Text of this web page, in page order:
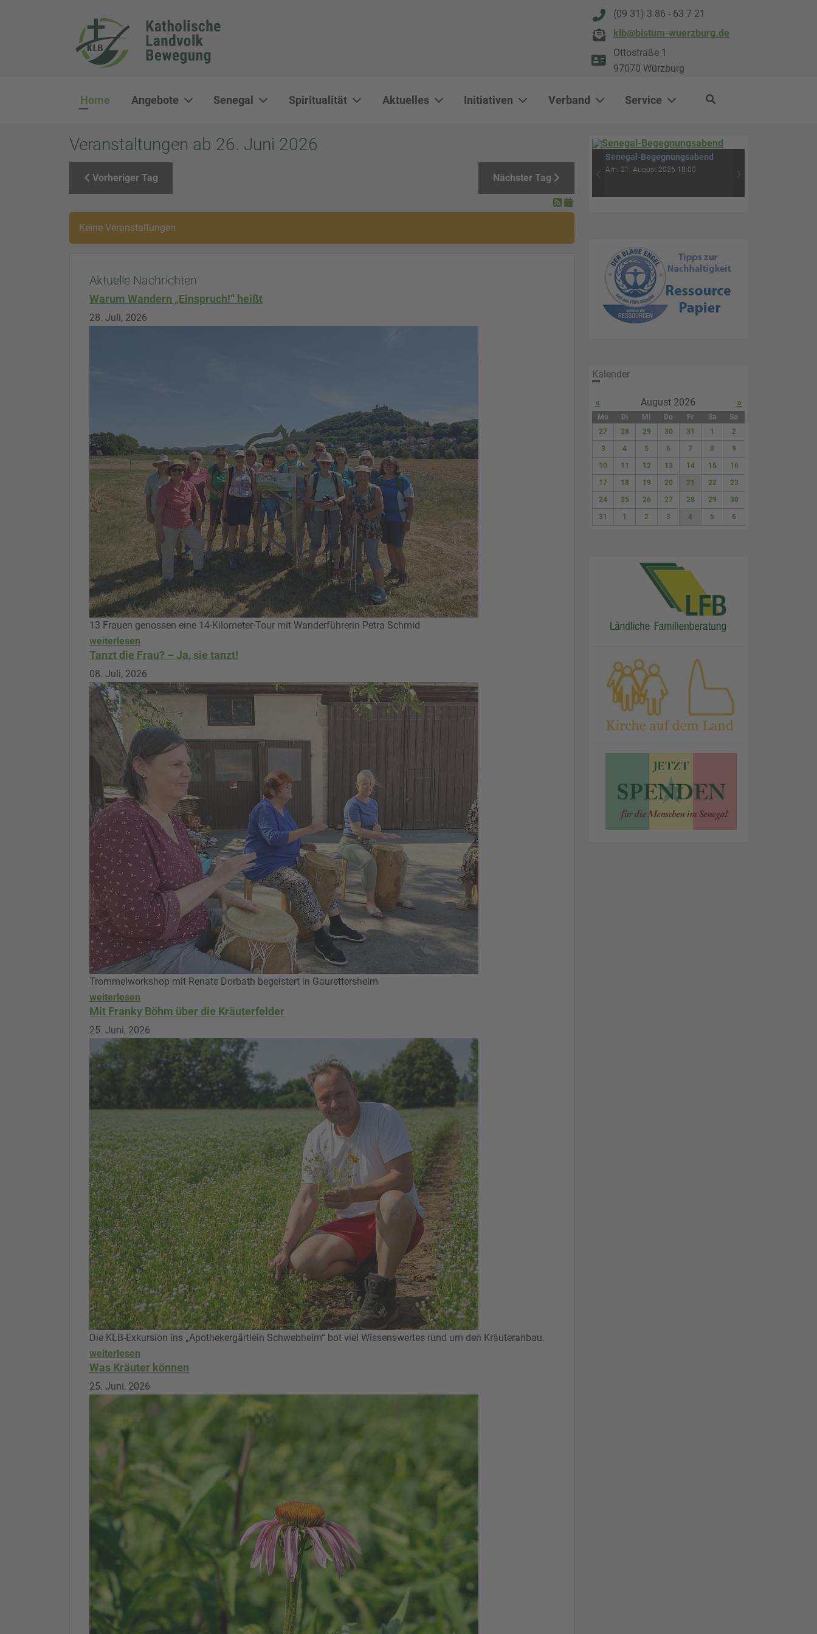
(09 31) 3 86 - 63 7 21
klb@bistum-wuerzburg.de
Ottostraße 1
97070 Würzburg
Home Angebote Senegal Spiritualität Aktuelles Initiativen Verband Service
WAL 3034 1800x500
WAL 8217 1800x500
20220730 115738 1800x500
20230911 165003 1800x500
DSC00568 1800x500
DSC 5882 DxO 1800x500
IMG 0711 1800x500
WAL 0061 1800x500
WAL 5484 1800x500
WAL 99591800x500
Veranstaltungen ab 26. Juni 2026
Vorheriger Tag Nächster Tag
Keine Veranstaltungen
Aktuelle Nachrichten
Warum Wandern „Einspruch!“ heißt
28. Juli, 2026
13 Frauen genossen eine 14-Kilometer-Tour mit Wanderführerin Petra Schmid
weiterlesen
Tanzt die Frau? – Ja, sie tanzt!
08. Juli, 2026
Trommelworkshop mit Renate Dorbath begeistert in Gaurettersheim
weiterlesen
Mit Franky Böhm über die Kräuterfelder
25. Juni, 2026
Die KLB-Exkursion ins „Apothekergärtlein Schwebheim“ bot viel Wissenswertes rund um den Kräuteranbau.
weiterlesen
Was Kräuter können
25. Juni, 2026
Rituale für Menschen im
Wasser-Luft (4. Abend)
‹ ›
« August 2026 »
Mo Di Mi Do Fr Sa
So
27
28 29 30 31 1
2
3
4 5 6 7 8
9
10
11 12 13 14 15
16
17
18 19 20 21 22
23
24
25 26 27 28 29
30